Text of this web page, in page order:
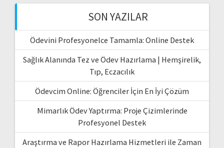
SON YAZILAR
Ödevini Profesyonelce Tamamla: Online Destek
Sağlık Alanında Tez ve Ödev Hazırlama | Hemşirelik,
Tıp, Eczacılık
Ödevcim Online: Öğrenciler İçin En İyi Çözüm
Mimarlık Ödev Yaptırma: Proje Çizimlerinde
Profesyonel Destek
Araştırma ve Rapor Hazırlama Hizmetleri ile Zaman